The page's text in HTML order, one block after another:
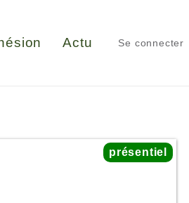
Actu Se connecter
présentiel